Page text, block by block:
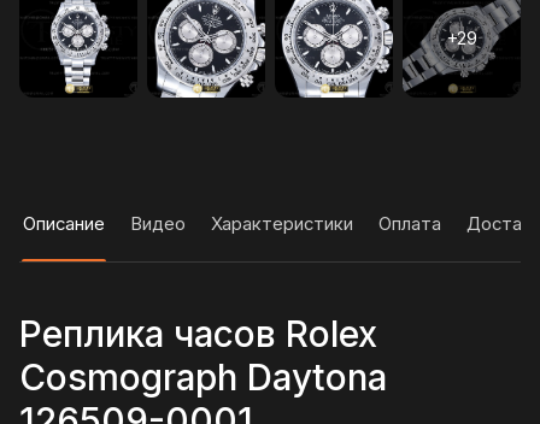
Описание Видео Характеристики Оплата
Реплика часов Rolex
Cosmograph Daytona